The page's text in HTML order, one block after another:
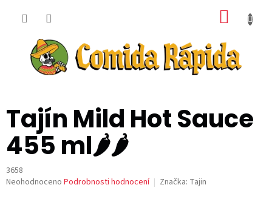
KOŠÍK
Tajín Mild Hot Sauce
455 ml🌶️🌶️
3658
Průměrné
Neohodnoceno Podrobnosti hodnocení Značka: Tajin